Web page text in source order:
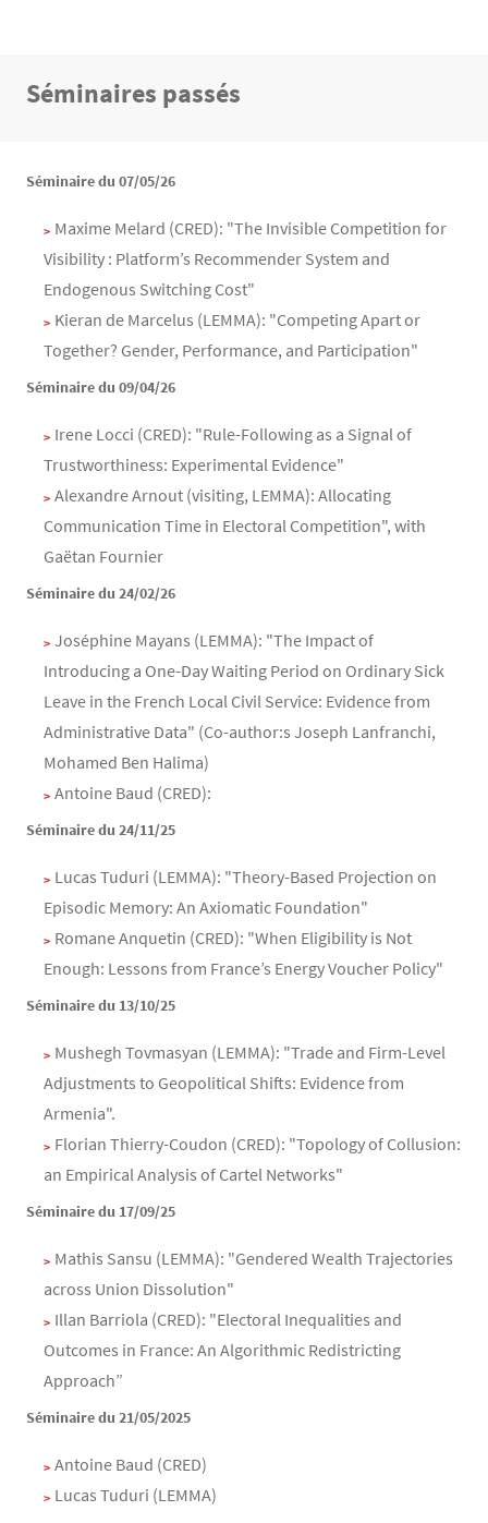
Texte
Séminaires passés
Texte
Séminaire du 07/05/26
Maxime Melard (CRED): "The Invisible Competition for
Visibility : Platform’s Recommender System and
Endogenous Switching Cost"
Kieran de Marcelus (LEMMA): "Competing Apart or
Together? Gender, Performance, and Participation"
Séminaire du 09/04/26
Irene Locci (CRED): "Rule-Following as a Signal of
Trustworthiness: Experimental Evidence"
Alexandre Arnout (visiting, LEMMA): Allocating
Communication Time in Electoral Competition", with
Gaëtan Fournier
Séminaire du 24/02/26
Joséphine Mayans (LEMMA): "The Impact of
Introducing a One-Day Waiting Period on Ordinary Sick
Leave in the French Local Civil Service: Evidence from
Administrative Data" (Co-author:s Joseph Lanfranchi,
Mohamed Ben Halima)
Antoine Baud (CRED):
Séminaire du 24/11/25
Lucas Tuduri (LEMMA): "Theory-Based Projection on
Episodic Memory: An Axiomatic Foundation"
Romane Anquetin (CRED): "When Eligibility is Not
Enough: Lessons from France’s Energy Voucher Policy"
Séminaire du 13/10/25
Mushegh Tovmasyan (LEMMA): "Trade and Firm-Level
Adjustments to Geopolitical Shifts: Evidence from
Armenia".
Florian Thierry-Coudon (CRED): "Topology of Collusion:
an Empirical Analysis of Cartel Networks"
Séminaire du 17/09/25
Mathis Sansu (LEMMA): "Gendered Wealth Trajectories
across Union Dissolution"
Illan Barriola (CRED): "Electoral Inequalities and
Outcomes in France: An Algorithmic Redistricting
Approach”
Séminaire du 21/05/2025
Antoine Baud (CRED)
Lucas Tuduri (LEMMA)